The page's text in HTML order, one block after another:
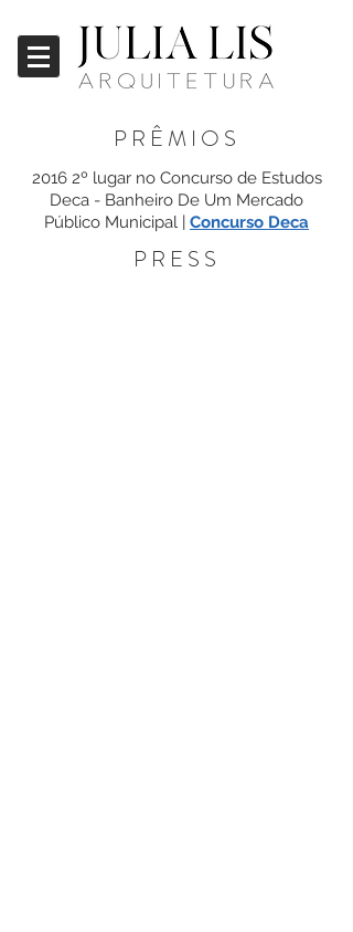
PRÊMIOS
2016 2º lugar no Concurso de Estudos
Deca - Banheiro De Um Mercado
Público Municipal | Concurso Deca
PRESS